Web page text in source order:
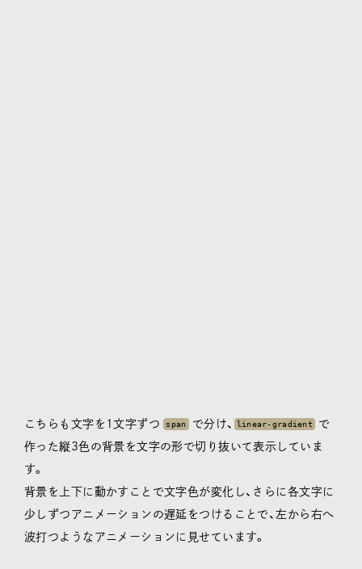
こちらも文字を1文字ずつ span で分け、 linear-gradient
で
作った縦3色の背景を文字の形で切り抜いて表示していま
す。
背景を上下に動かすことで文字色が変化し、さらに各文字に
少しずつアニメーションの遅延をつけることで、左から右へ
波打つようなアニメーションに見せています。